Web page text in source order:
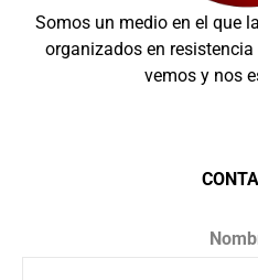
Somos un medio en el que
organizados en
vemos y nos